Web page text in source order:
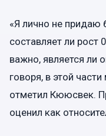
«Я лично не придаю
составляет ли рост
важно, является ли
говоря, в этой
отметил Кююсвек.
оценил как